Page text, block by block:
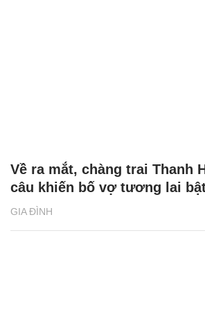
GIA ĐÌNH
Về ra mắt, chàng trai Thanh
câu khiến bố vợ tương lai